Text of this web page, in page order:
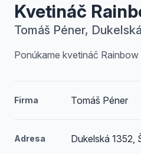
Kvetináč
Tomáš Péner,
Ponúkame kvetináč
Firma Tomáš Péner
Adresa Dukelská 1352,